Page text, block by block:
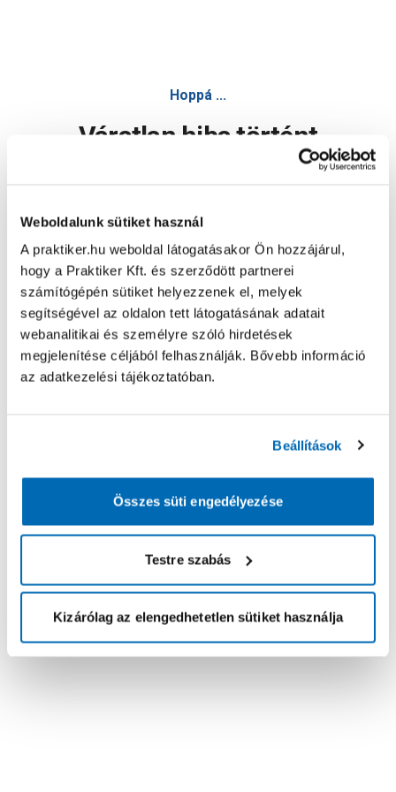
Weboldalunk sütiket használ
A praktiker.hu weboldal látogatásakor Ön hozzájárul,
hogy a Praktiker Kft. és szerződött partnerei
számítógépén sütiket helyezzenek el, melyek
segítségével az oldalon tett látogatásának adatait
webanalitikai és személyre szóló hirdetések
megjelenítése céljából felhasználják. Bővebb információ
az adatkezelési tájékoztatóban.
Beállítások
Összes süti engedélyezése
Testre szabás
Kizárólag az elengedhetetlen sütiket használja
Hoppá ...
Váratlan hiba történt
Oldal újratöltése